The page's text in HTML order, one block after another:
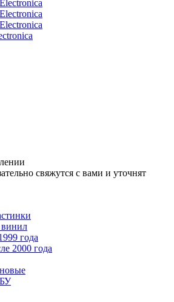
свяжутся с вами и уточнят
винил
года
2000 года